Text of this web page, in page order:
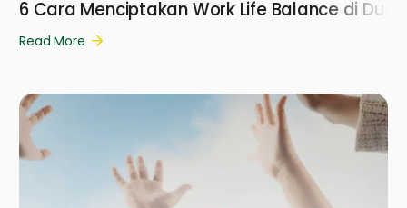
6 Cara Menciptakan Work Life Balance di
Read More